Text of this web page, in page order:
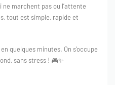
ne marchent pas ou l’attente
tout est simple, rapide et
quelques minutes. On s’occupe
sans stress ! 🎮✨